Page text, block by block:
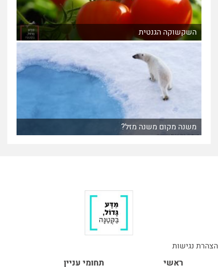
השקשוקה הגנטית
משנה מקום משנה מזל?
הצהרת נגישות
ראשי תחומי עניין